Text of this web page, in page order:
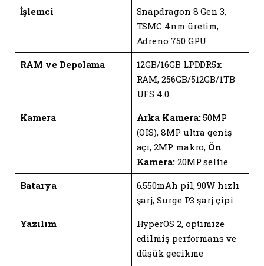
İşlemci
Snapdragon 8 Gen 3,
TSMC 4nm üretim,
Adreno 750 GPU
RAM ve Depolama
12GB/16GB LPDDR5x
RAM, 256GB/512GB/1TB
UFS 4.0
Kamera
Arka Kamera:50MP
(OIS), 8MP ultra geniş
açı, 2MP makro, Ön
Kamera:20MP selfie
Batarya
6.550mAh pil, 90W hızlı
şarj, Surge P3 şarj çipi
Yazılım
HyperOS 2, optimize
edilmiş performans ve
düşük gecikme